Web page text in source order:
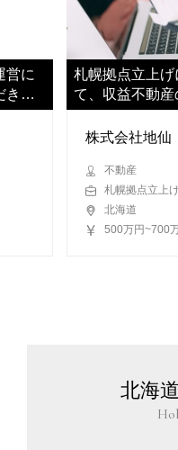
営に
きま
札幌拠点立上
て、収益不動
任せします
株式会社地仙
不動産
札幌拠点立上
北海道
500万円~700
北海